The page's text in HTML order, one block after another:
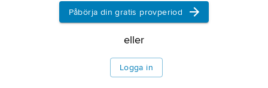
Information om artikeln
Påbörja din gratis provperiod
eller
Logga in